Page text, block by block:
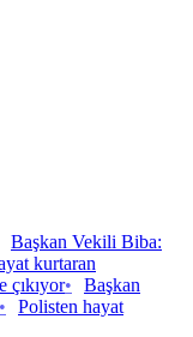
Başkan Vekili Biba:
kurtaran
çıkıyor•
Başkan
•
Polisten hayat